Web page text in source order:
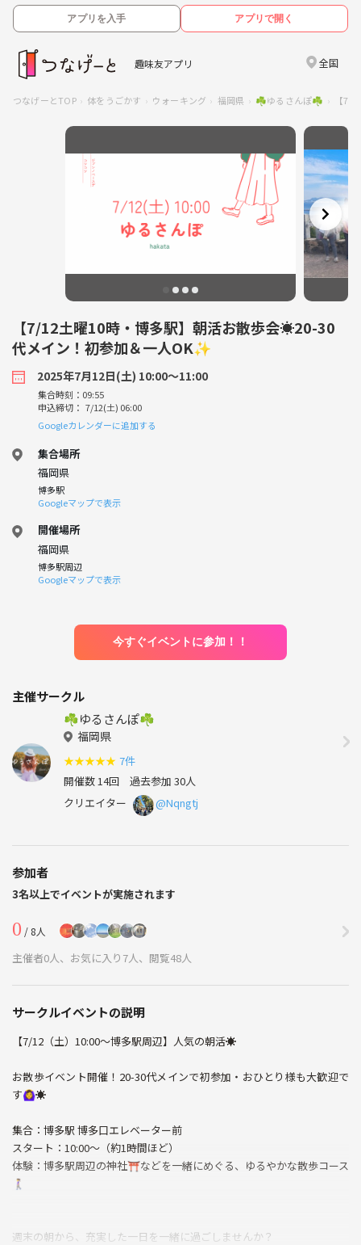
アプリを入手 アプリで開く
趣味友アプリ 全国
つなげーとTOP 体をうごかす ウォーキング 福岡県 ☘️ゆるさんぽ☘️ 【7/
【7/12土曜10時・博多駅】朝活お散歩会☀️20-30
代メイン！初参加＆一人OK✨
2025年7月12日(土) 10:00〜11:00
集合時刻：09:55
申込締切： 7/12(土) 06:00
Googleカレンダーに追加する
集合場所
福岡県
博多駅
Googleマップで表示
開催場所
福岡県
博多駅周辺
Googleマップで表示
今すぐイベントに参加！！
主催サークル
☘️ゆるさんぽ☘️
福岡県
★★★★★ 7件
開催数 14回 過去参加 30人
クリエイター
@Nqngtj
参加者
3名以上でイベントが実施されます
0 / 8人
主催者0人、お気に入り7人、閲覧48人
サークルイベントの説明
【7/12（土）10:00〜博多駅周辺】人気の朝活☀️
お散歩イベント開催！20-30代メインで初参加・おひとり様も大歓迎で
す🙆‍♀️☀️
集合：博多駅 博多口エレベーター前
スタート：10:00〜（約1時間ほど）
体験：博多駅周辺の神社⛩️などを一緒にめぐる、ゆるやかな散歩コース
🚶‍♀️
週末の朝から、充実した一日を一緒に過ごしませんか？